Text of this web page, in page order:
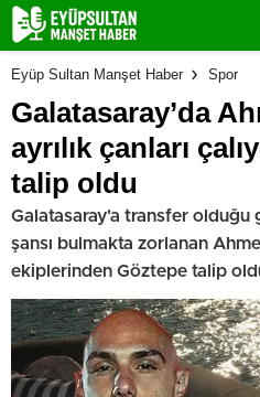
Eyüp Sultan Manşet Haber Spor
Galatasaray’da
ayrılık çanları
talip oldu
Galatasaray'a transfer olduğu
şansı bulmakta zorlanan
ekiplerinden Göztepe talip